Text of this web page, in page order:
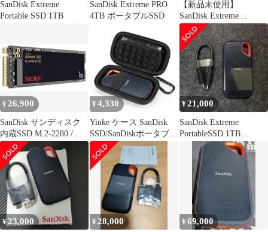
SanDisk Extreme
Portable SSD 1TB
SanDisk Extreme PRO
4TB ポータブルSSD
【新品未使用】
SanDisk Extreme
Portable SSD 2TB
¥ 26,900
SanDisk サンディスク
内蔵SSD M.2-2280 /
Extreme Pro 1TB / PCIe
Gen3 NVMe / メーカー5
年保証/ SDSSDXPM2-
1T00-G25 正規品 新品
送料無料
¥ 4,330
Yinke ケース SanDisk
SSD/SanDiskポータブル
SSD Portable Extreme
PRO外付に対応 サンデ
ィスク 専用保護収納携
帯用（ブラック）ym
eef9b1b1
¥21,000
SanDisk Extreme
PortableSSD 1TB
SDSSDE61
¥23,000 ¥28,000 ¥69,000